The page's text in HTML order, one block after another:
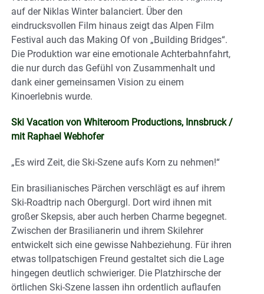
auf der Niklas Winter balanciert. Über den
eindrucksvollen Film hinaus zeigt das Alpen Film
Festival auch das Making Of von „Building Bridges“.
Die Produktion war eine emotionale Achterbahnfahrt,
die nur durch das Gefühl von Zusammenhalt und
dank einer gemeinsamen Vision zu einem
Kinoerlebnis wurde.
Ski Vacation von Whiteroom Productions, Innsbruck /
mit Raphael Webhofer
„Es wird Zeit, die Ski-Szene aufs Korn zu nehmen!“
Ein brasilianisches Pärchen verschlägt es auf ihrem
Ski-Roadtrip nach Obergurgl. Dort wird ihnen mit
großer Skepsis, aber auch herben Charme begegnet.
Zwischen der Brasilianerin und ihrem Skilehrer
entwickelt sich eine gewisse Nahbeziehung. Für ihren
etwas tollpatschigen Freund gestaltet sich die Lage
hingegen deutlich schwieriger. Die Platzhirsche der
örtlichen Ski-Szene lassen ihn ordentlich auflaufen